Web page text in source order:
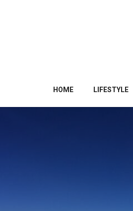
HOME LIFESTYLE